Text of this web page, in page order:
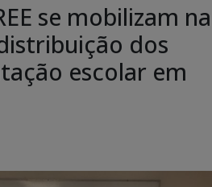
se mobilizam na
dos
escolar em